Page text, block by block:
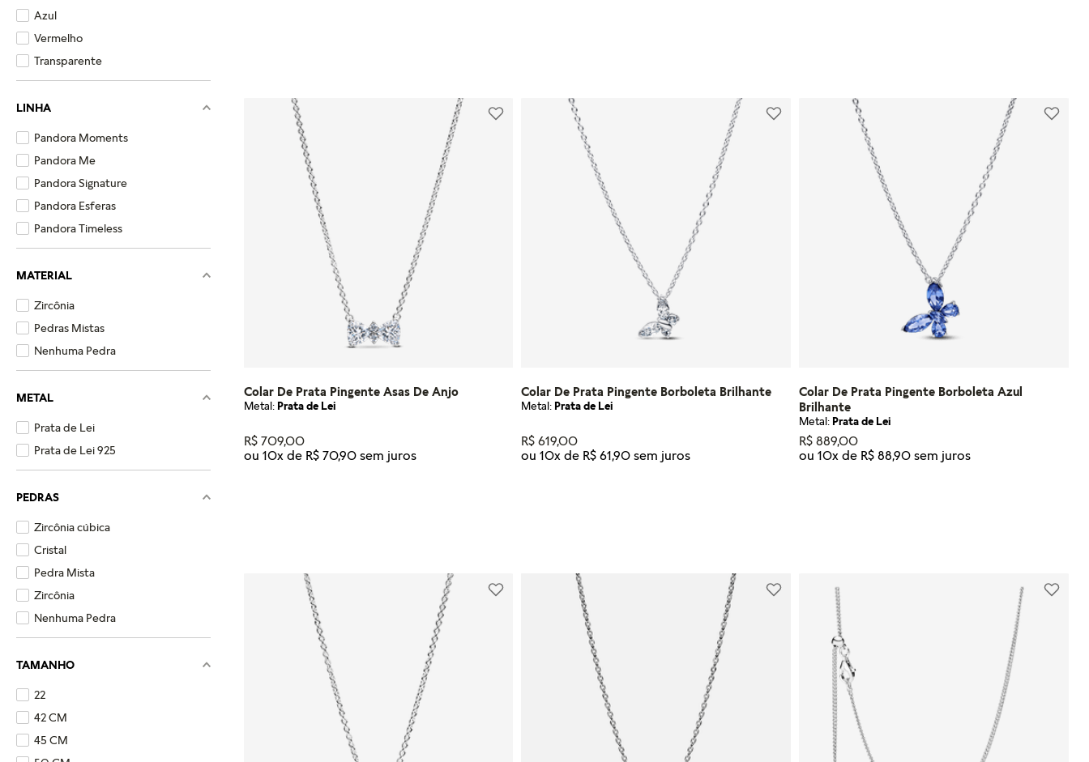
Azul
Vermelho
Transparente
LINHA
Pandora Moments
Pandora Me
Pandora Signature
Pandora Esferas
Pandora Timeless
MATERIAL
Zircônia
Pedras Mistas
Nenhuma Pedra
METAL
Prata de Lei
Prata de Lei 925
PEDRAS
Zircônia cúbica
Cristal
Pedra Mista
Zircônia
Nenhuma Pedra
TAMANHO
22
42 CM
45 CM
Colar De Prata Pingente Asas De Anjo
Metal:Prata de Lei
R$ 709,00
ou 10x de R$ 70,90
Colar De Prata Pingente Borboleta Brilhante
Metal:Prata de Lei
R$ 619,00
ou10x de R$ 61,90
Colar De Prata Pingente Borboleta Azul
Brilhante
Metal:Prata de Lei
R$ 889,00
ou10x de R$ 88,90